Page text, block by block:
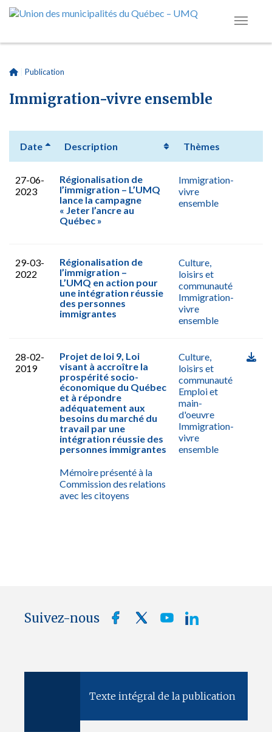
Publication
Immigration-vivre ensemble
Date Description Thèmes
27-06-
2023
Régionalisation de
l’immigration – L’UMQ
lance la campagne
« Jeter l’ancre au
Québec »
Immigration-
vivre
ensemble
29-03-
2022
Régionalisation de
l’immigration –
L’UMQ en action pour
une intégration réussie
des personnes
immigrantes
Culture,
loisirs et
communauté
Immigration-
vivre
ensemble
28-02-
2019
Projet de loi 9, Loi
visant à accroître la
prospérité socio-
économique du Québec
et à répondre
adéquatement aux
besoins du marché du
travail par une
intégration réussie des
personnes immigrantes
Mémoire présenté à la
Commission des relations
avec les citoyens
Culture,
loisirs et
communauté
Emploi et
main-
d'oeuvre
Immigration-
vivre
ensemble
Suivez-nous
Texte intégral de la publication